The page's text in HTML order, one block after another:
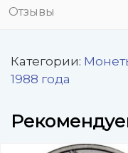
Отзывы
Категории:
1988 года